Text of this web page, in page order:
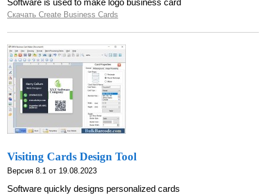
Software is used to make logo business card
Скачать Create Business Cards
Visiting Cards Design Tool
Версия 8.1 от 19.08.2023
Software quickly designs personalized cards